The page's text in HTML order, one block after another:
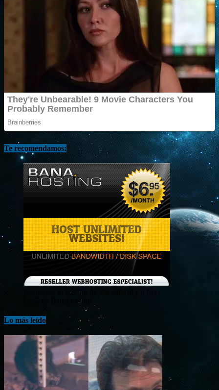
Te recomendamos:
¡Consigue tu hosting de alta calidad y a bajo
costo en Banahosting!
Lo más leído